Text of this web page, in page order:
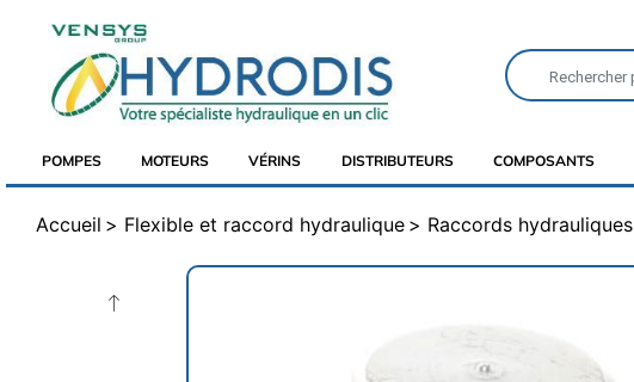
POMPES MOTEURS VÉRINS DISTRIBUTEURS COMPOSANTS
Accueil Flexible et raccord hydraulique Raccords hydrauliques